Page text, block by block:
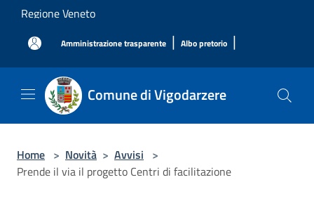
Salta al contenuto principale
Regione Veneto
Amministrazione trasparente | Albo pretorio |
Comune di Vigodarzere
Home > Novità > Avvisi >
Prende il via il progetto Centri di facilitazione